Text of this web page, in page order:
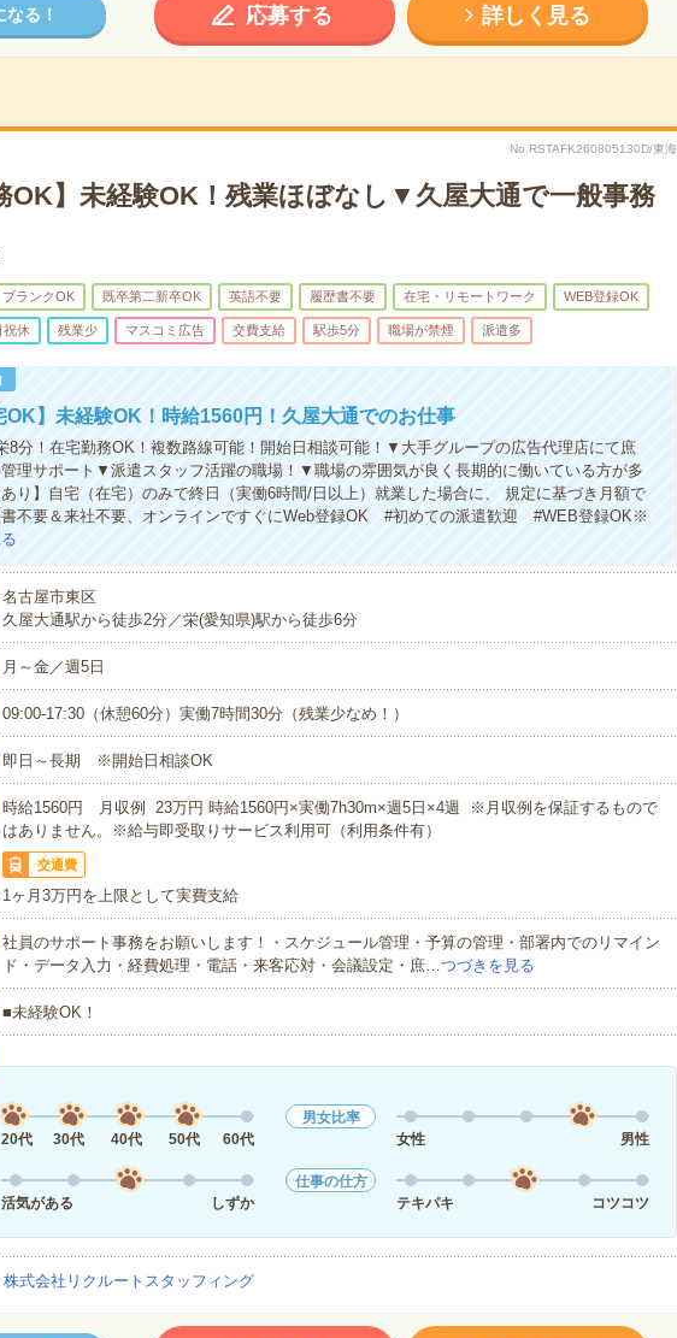
なる！ 応募する 詳しく見る
No.RSTAFK260805130D/東海
OK】未経験OK！残業ほぼなし▼久屋大通で一般事務
ブランクOK 既卒第二新卒OK 英語不要 履歴書不要 在宅・リモートワーク WEB登録OK
祝休 残業少 マスコミ広告 交費支給 駅歩5分 職場が禁煙 派遣多
OK】未経験OK！時給1560円！久屋大通でのお仕事
8分！在宅勤務OK！複数路線可能！開始日相談可能！▼大手グループの広告代理店にて庶
理サポート▼派遣スタッフ活躍の職場！▼職場の雰囲気が良く長期的に働いている方が多
り】自宅（在宅）のみで終日（実働6時間/日以上）就業した場合に、 規定に基づき月額で
不要＆来社不要、オンラインですぐにWeb登録OK #初めての派遣歓迎 #WEB登録OK※
名古屋市東区
久屋大通駅から徒歩2分／栄(愛知県)駅から徒歩6分
月～金／週5日
09:00-17:30（休憩60分）実働7時間30分（残業少なめ！）
即日～長期 ※開始日相談OK
時給1560円 月収例 23万円 時給1560円×実働7h30m×週5日×4週 ※月収例を保証するもので
はありません。※給与即受取りサービス利用可（利用条件有）
交通費
1ヶ月3万円を上限として実費支給
社員のサポート事務をお願いします！・スケジュール管理・予算の管理・部署内でのリマイン
ド・データ入力・経費処理・電話・来客応対・会議設定・庶…つづきを見る
■未経験OK！
20代
30代 40代 50代 60代
男女比率
女性
男性
活気がある
しずか
仕事の仕方
テキパキ
コツコツ
株式会社リクルートスタッフィング